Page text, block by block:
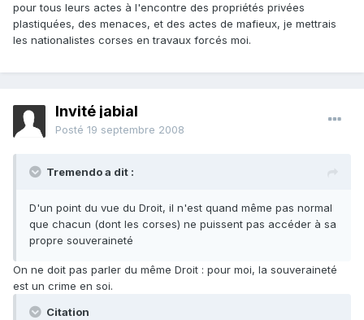
pour tous leurs actes à l'encontre des propriétés privées
plastiquées, des menaces, et des actes de mafieux, je mettrais
les nationalistes corses en travaux forcés moi.
Invité jabial
Posté 19 septembre 2008
Tremendo a dit :
D'un point du vue du Droit, il n'est quand même pas normal
que chacun (dont les corses) ne puissent pas accéder à sa
propre souveraineté
On ne doit pas parler du même Droit : pour moi, la souveraineté
est un crime en soi.
Citation